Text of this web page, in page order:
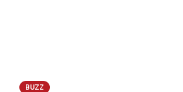
BUZZ